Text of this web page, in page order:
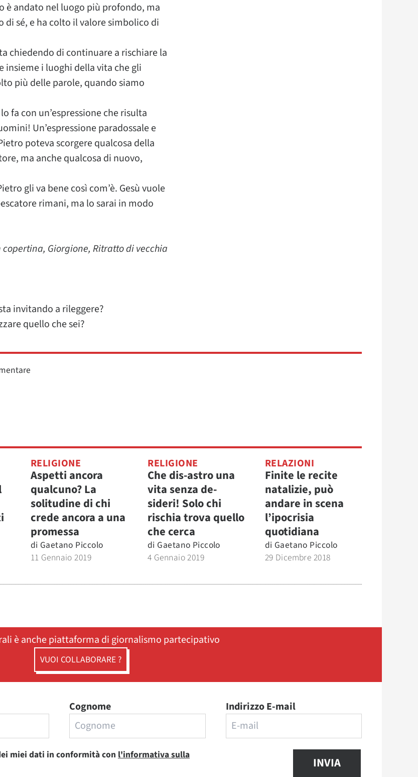
è andato nel luogo più profondo, ma
di sé, e ha colto il valore simbolico di
chiedendo di continuare a rischiare la
i luoghi della vita che gli
più delle parole, quando siamo
fa con un’espressione che risulta
Un’espressione paradossale e
poteva scorgere qualcosa della
ma anche qualcosa di nuovo,
gli va bene così com’è. Gesù vuole
rimani, ma lo sarai in modo
copertina, Giorgione, Ritratto di vecchia
invitando a rileggere?
quello che sei?
RELIGIONE
Aspetti ancora
qualcuno? La
solitudine di chi
crede ancora a una
promessa
di Gaetano Piccolo
11 Gennaio 2019
RELIGIONE
Che dis-astro una
vita senza de-
sideri! Solo chi
rischia trova quello
che cerca
di Gaetano Piccolo
4 Gennaio 2019
RELAZIONI
Finite le recite
natalizie, può
andare in scena
l’ipocrisia
quotidiana
di Gaetano Piccolo
29 Dicembre 2018
è anche piattaforma di giornalismo partecipativo
VUOI COLLABORARE ?
Cognome Indirizzo E-mail
miei dati in conformità con l'informativa sulla
INVIA